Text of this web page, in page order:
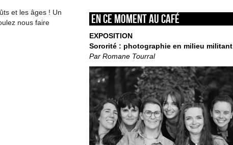
et les âges ! Un
nous faire
En ce moment au café
EXPOSITION
Sororité : photographie en milieu militant
Par Romane Tourral